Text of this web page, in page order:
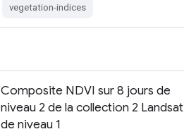
vegetation-indices
Composite NDVI sur 8 jours de
niveau 2 de la collection 2 Landsat
de niveau 1